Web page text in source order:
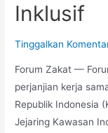
Inklusif
Tinggalkan
Forum Zakat —
perjanjian kerja
Republik Indonesia
Jejaring Kawasan